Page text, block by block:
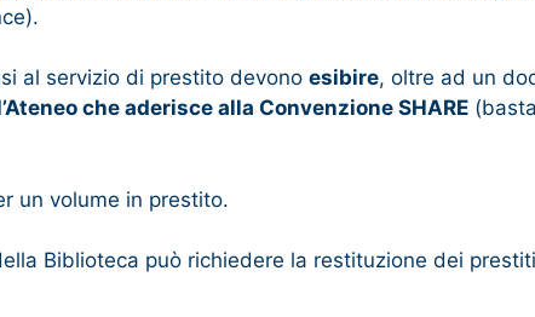
al servizio di prestito devono esibire, oltre ad un
che aderisce alla Convenzione SHARE
un volume in prestito.
Biblioteca può richiedere la restituzione dei